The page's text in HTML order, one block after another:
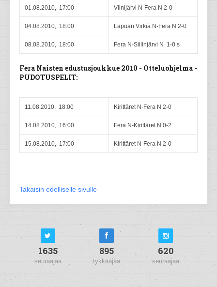
01.08.2010, 17:00 Viinijärvi N-Fera N 2-0
04.08.2010, 18:00 Lapuan Virkiä N-Fera N 2-0
08.08.2010, 18:00 Fera N-Siilinjärvi N 1-0 s
Fera Naisten edustusjoukkue 2010 - Otteluohjelma -
PUDOTUSPELIT:
11.08.2010, 18:00 Kirittäret N-Fera N 2-0
14.08.2010, 16:00 Fera N-Kirittäret N 0-2
15.08.2010, 17:00 Kirittäret N-Fera N 2-0
Takaisin edelliselle sivulle
1635
seuraajaa
895
tykkääjää
620
seuraajaa